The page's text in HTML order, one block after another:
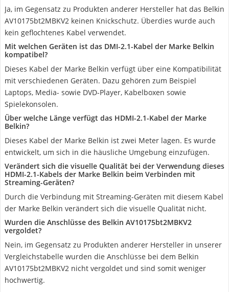
Ja, im Gegensatz zu Produkten anderer Hersteller hat das Belkin
AV10175bt2MBKV2 keinen Knickschutz. Überdies wurde auch
kein geflochtenes Kabel verwendet.
Mit welchen Geräten ist das DMI-2.1-Kabel der Marke Belkin
kompatibel?
Dieses Kabel der Marke Belkin verfügt über eine Kompatibilität
mit verschiedenen Geräten. Dazu gehören zum Beispiel
Laptops, Media- sowie DVD-Player, Kabelboxen sowie
Spielekonsolen.
Über welche Länge verfügt das HDMI-2.1-Kabel der Marke
Belkin?
Dieses Kabel der Marke Belkin ist zwei Meter lagen. Es wurde
entwickelt, um sich in die häusliche Umgebung einzufügen.
Verändert sich die visuelle Qualität bei der Verwendung dieses
HDMI-2.1-Kabels der Marke Belkin beim Verbinden mit
Streaming-Geräten?
Durch die Verbindung mit Streaming-Geräten mit diesem Kabel
der Marke Belkin verändert sich die visuelle Qualität nicht.
Wurden die Anschlüsse des Belkin AV10175bt2MBKV2
vergoldet?
Nein, im Gegensatz zu Produkten anderer Hersteller in unserer
Vergleichstabelle wurden die Anschlüsse bei dem Belkin
AV10175bt2MBKV2 nicht vergoldet und sind somit weniger
hochwertig.